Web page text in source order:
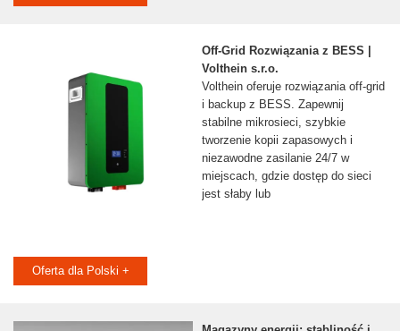
Off-Grid Rozwiązania z BESS |
Volthein s.r.o.
Volthein oferuje rozwiązania off-grid
i backup z BESS. Zapewnij
stabilne mikrosieci, szybkie
tworzenie kopii zapasowych i
niezawodne zasilanie 24/7 w
miejscach, gdzie dostęp do sieci
jest słaby lub
Oferta dla Polski +